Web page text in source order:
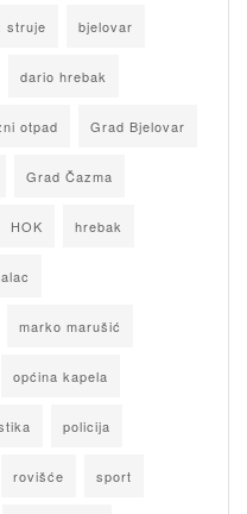
struje bjelovar
dario hrebak
otpad Grad Bjelovar
Grad Čazma
HOK hrebak
marko marušić
općina kapela
policija
rovišće sport